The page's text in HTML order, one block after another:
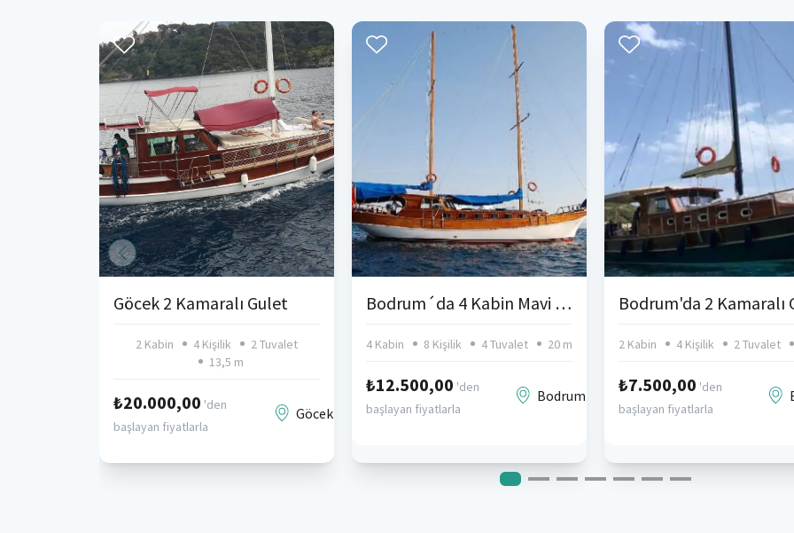
Göcek 2 Kamaralı Gulet
2 Kabin 4 Kişilik
2 Tuvalet
13,5 m
₺20.000,00 'den
başlayan fiyatlarla
Göcek
Bodrum´da 4 Kabin Mavi Tur
4 Kabin 8 Kişilik 4 Tuvalet 20 m
₺12.500,00 'den
başlayan fiyatlarla
Bodrum
2 Kabin 4 Kişilik 2 Tuvalet
₺7.500,00 'den
başlayan fiyatlarla